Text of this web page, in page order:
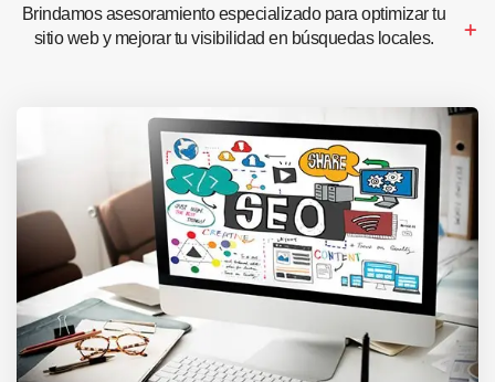
Brindamos asesoramiento especializado para optimizar tu
sitio web y mejorar tu visibilidad en búsquedas locales.